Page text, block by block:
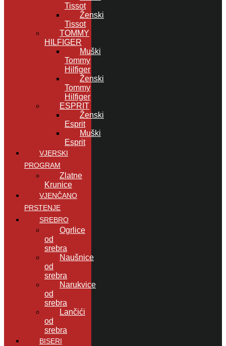
Tissot
Ženski
Tissot
TOMMY
HILFIGER
Muški
Tommy
Hilfiger
Ženski
Tommy
Hilfiger
ESPRIT
Ženski
Esprit
Muški
Esprit
VJERSKI
PROGRAM
Zlatne
Krunice
VJENČANO
PRSTENJE
SREBRO
Ogrlice
od
srebra
Naušnice
od
srebra
Narukvice
od
srebra
Lančići
od
srebra
BISERI